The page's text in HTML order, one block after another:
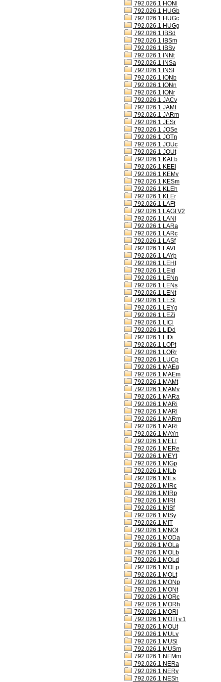
792.026.1 HONl
792.026.1 HUGb
792.026.1 HUGc
792.026.1 HUGg
792.026.1 IBSd
792.026.1 IBSm
792.026.1 IBSv
792.026.1 INNt
792.026.1 INSa
792.026.1 INSt
792.026.1 IONb
792.026.1 IONn
792.026.1 IONr
792.026.1 JACv
792.026.1 JAMt
792.026.1 JARm
792.026.1 JESr
792.026.1 JOSe
792.026.1 JOTn
792.026.1 JOUc
792.026.1 JOUt
792.026.1 KAFb
792.026.1 KEEl
792.026.1 KEMv
792.026.1 KESm
792.026.1 KLEh
792.026.1 KLEr
792.026.1 LAFt
792.026.1 LAGt V2
792.026.1 LANl
792.026.1 LARa
792.026.1 LARc
792.026.1 LASf
792.026.1 LAVt
792.026.1 LAYp
792.026.1 LEHt
792.026.1 LEId
792.026.1 LENn
792.026.1 LENs
792.026.1 LENt
792.026.1 LESt
792.026.1 LEYg
792.026.1 LEZi
792.026.1 LICl
792.026.1 LIDd
792.026.1 LIDi
792.026.1 LOPt
792.026.1 LORr
792.026.1 LUCp
792.026.1 MAEg
792.026.1 MAEm
792.026.1 MAMt
792.026.1 MAMv
792.026.1 MARa
792.026.1 MARi
792.026.1 MARl
792.026.1 MARm
792.026.1 MARt
792.026.1 MAYn
792.026.1 MELt
792.026.1 MERe
792.026.1 MEYt
792.026.1 MIGp
792.026.1 MILb
792.026.1 MILs
792.026.1 MIRc
792.026.1 MIRp
792.026.1 MIRt
792.026.1 MISf
792.026.1 MISy
792.026.1 MIT
792.026.1 MNOt
792.026.1 MODa
792.026.1 MOLa
792.026.1 MOLb
792.026.1 MOLd
792.026.1 MOLp
792.026.1 MOLt
792.026.1 MONp
792.026.1 MONt
792.026.1 MORc
792.026.1 MORh
792.026.1 MORl
792.026.1 MOTt v.1
792.026.1 MOUt
792.026.1 MULv
792.026.1 MUSl
792.026.1 MUSm
792.026.1 NEMm
792.026.1 NERa
792.026.1 NERv
792.026.1 NESh